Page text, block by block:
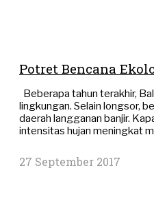
Potret Bencana
Beberapa tahun terakhir,
lingkungan. Selain longsor,
daerah langganan banjir.
intensitas hujan meningkat
27 September 2017